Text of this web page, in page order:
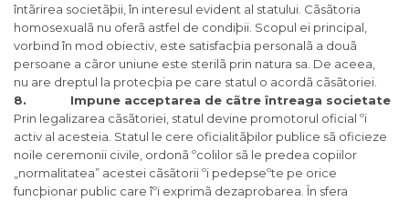
întãrirea societãþii, în interesul evident al statului. Cãsãtoria
homosexualã nu oferã astfel de condiþii. Scopul ei principal,
vorbind în mod obiectiv, este satisfacþia personalã a douã
persoane a cãror uniune este sterilã prin natura sa. De aceea,
nu are dreptul la protecþia pe care statul o acordã cãsãtoriei.
8. Impune acceptarea de cãtre întreaga societate
Prin legalizarea cãsãtoriei, statul devine promotorul oficial ºi
activ al acesteia. Statul le cere oficialitãþilor publice sã oficieze
noile ceremonii civile, ordonã ºcolilor sã le predea copiilor
„normalitatea” acestei cãsãtorii ºi pedepseºte pe orice
funcþionar public care îºi exprimã dezaprobarea. În sfera